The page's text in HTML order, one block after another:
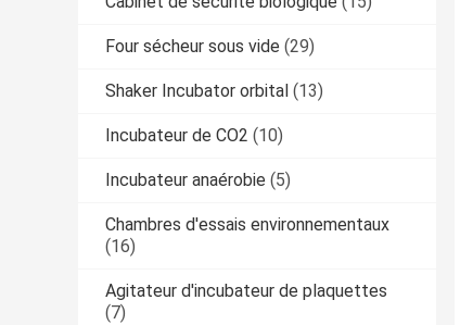
Four sécheur sous vide (29)
Shaker Incubator orbital (13)
Incubateur de CO2 (10)
Incubateur anaérobie (5)
Chambres d'essais environnementaux
(16)
Agitateur d'incubateur de plaquettes
(7)